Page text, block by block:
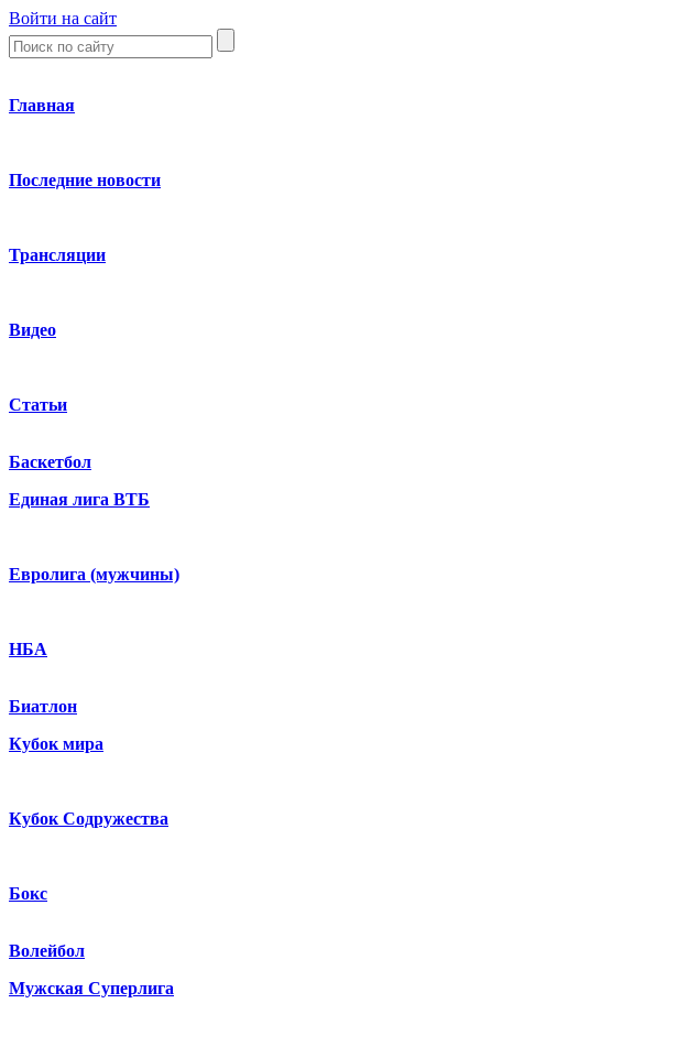
Войти на сайт
Главная
Последние новости
Трансляции
Видео
Статьи
Баскетбол
Единая лига ВТБ
Евролига (мужчины)
НБА
Биатлон
Кубок мира
Кубок Содружества
Бокс
Волейбол
Мужская Суперлига